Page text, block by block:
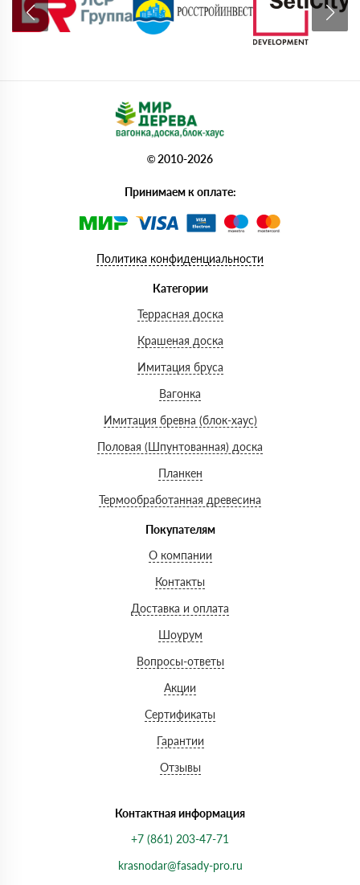
© 2010-2026
Принимаем к оплате:
Политика конфиденциальности
Категории
Террасная доска
Крашеная доска
Имитация бруса
Вагонка
Имитация бревна (блок-хаус)
Половая (Шпунтованная) доска
Планкен
Термообработанная древесина
Покупателям
О компании
Контакты
Доставка и оплата
Шоурум
Вопросы-ответы
Акции
Сертификаты
Гарантии
Отзывы
Контактная информация
+7 (861) 203-47-71
krasnodar@fasady-pro.ru